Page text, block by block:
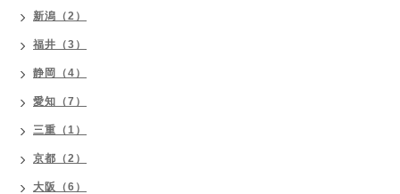
新潟（2）
福井（3）
静岡（4）
愛知（7）
三重（1）
京都（2）
大阪（6）